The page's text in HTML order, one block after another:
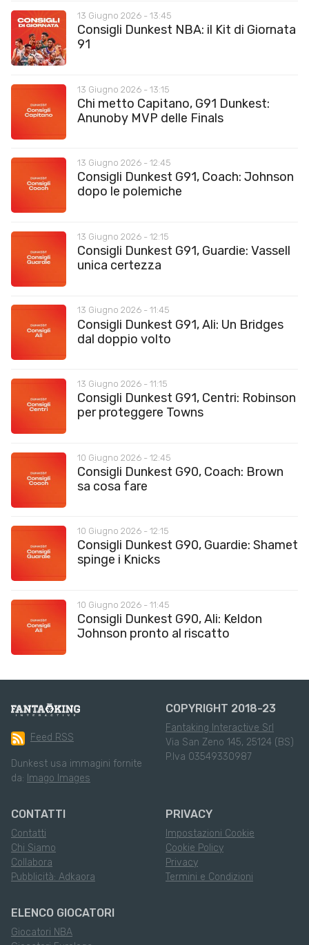
13 Giugno 2026 - 13:45
Consigli Dunkest NBA: il Kit di Giornata
91
13 Giugno 2026 - 13:15
Chi metto Capitano, G91 Dunkest:
Anunoby MVP delle Finals
13 Giugno 2026 - 12:45
Consigli Dunkest G91, Coach: Johnson
dopo le polemiche
13 Giugno 2026 - 12:15
Consigli Dunkest G91, Guardie: Vassell
unica certezza
13 Giugno 2026 - 11:45
Consigli Dunkest G91, Ali: Un Bridges
dal doppio volto
13 Giugno 2026 - 11:15
Consigli Dunkest G91, Centri: Robinson
per proteggere Towns
10 Giugno 2026 - 12:45
Consigli Dunkest G90, Coach: Brown
sa cosa fare
10 Giugno 2026 - 12:15
Consigli Dunkest G90, Guardie: Shamet
spinge i Knicks
10 Giugno 2026 - 11:45
Consigli Dunkest G90, Ali: Keldon
Johnson pronto al riscatto
Feed RSS
Dunkest usa immagini fornite
da: Imago Images
COPYRIGHT 2018-23
Fantaking Interactive Srl
Via San Zeno 145, 25124 (BS)
P.Iva 03549330987
CONTATTI
Contatti
Chi Siamo
Collabora
Pubblicità: Adkaora
PRIVACY
Impostazioni Cookie
Cookie Policy
Privacy
Termini e Condizioni
ELENCO GIOCATORI
Giocatori NBA